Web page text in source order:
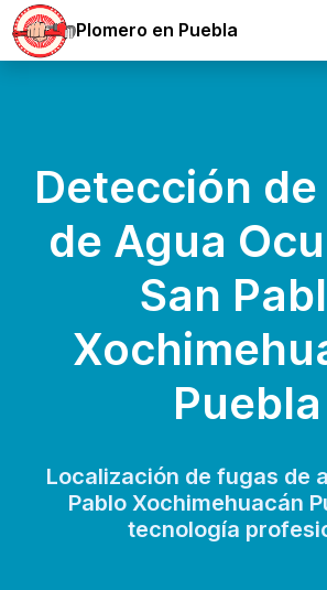
Plomero en Puebla
Detección de
de Agua
San
Puebla
Localización de fugas de
Pablo Xochimehuacán
tecnología